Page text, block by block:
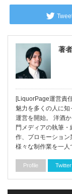
著
[LiquorPage運営責
魅力を多くの人に
運営を開始。 洋酒
門メディアの執筆
作、プロモーショ
様々な制作業を一
Profile Twitter